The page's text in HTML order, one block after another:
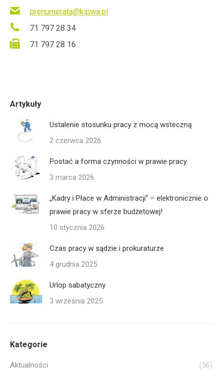
prenumerata@kipwa.pl
71 797 28 34
71 797 28 16
Artykuły
Ustalenie stosunku pracy z mocą wsteczną
2 czerwca 2026
Postać a forma czynności w prawie pracy
3 marca 2026
„Kadry i Płace w Administracji” – elektronicznie o
prawie pracy w sferze budżetowej!
10 stycznia 2026
Czas pracy w sądzie i prokuraturze
4 grudnia 2025
Urlop sabatyczny
3 września 2025
Kategorie
Aktualności
(56)